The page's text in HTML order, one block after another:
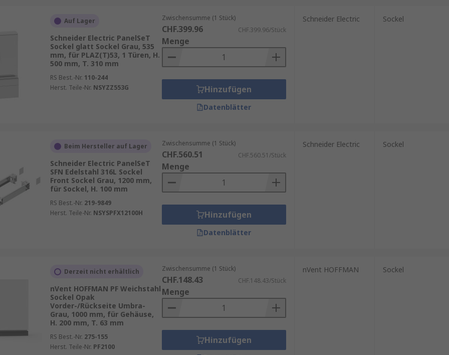
und Schaltschränke in Produktionsanlagen.
oder Erdungsklemmen
Auf Lager
Schneider Electric PanelSeT
Sockel glatt Sockel Grau, 535
mm, für PLAZ(T)53, 1 Türen, H.
500 mm, T. 310 mm
RS Best.-Nr. 110-244
Herst. Teile-Nr. NSYZZ553G
Zwischensumme (1 Stück)
CHF.399.96 CHF.399.96/Stück
Menge
Hinzufügen
Datenblätter
Schneider Electric Sockel
Beim Hersteller auf Lager
Schneider Electric PanelSeT
SFN Edelstahl 316L Sockel
Front Sockel Grau, 1200 mm,
für Sockel, H. 100 mm
RS Best.-Nr. 219-9849
Herst. Teile-Nr. NSYSPFX12100H
Zwischensumme (1 Stück)
CHF.560.51 CHF.560.51/Stück
Menge
Hinzufügen
Datenblätter
Schneider Electric Sockel
Derzeit nicht erhältlich
nVent HOFFMAN PF Weichstahl
Sockel Opak
Vorder-/Rückseite Umbra-
Grau, 1000 mm, für Gehäuse,
H. 200 mm, T. 63 mm
RS Best.-Nr. 275-155
Herst. Teile-Nr. PF2100
Zwischensumme (1 Stück)
CHF.148.43 CHF.148.43/Stück
Menge
Hinzufügen
nVent HOFFMAN Sockel